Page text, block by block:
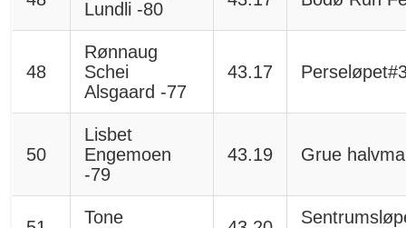
Lundli -80
48
Rønnaug
Schei
Alsgaard -77
43.17
50
Lisbet
Engemoen
-79
43.19 Grue
Tone